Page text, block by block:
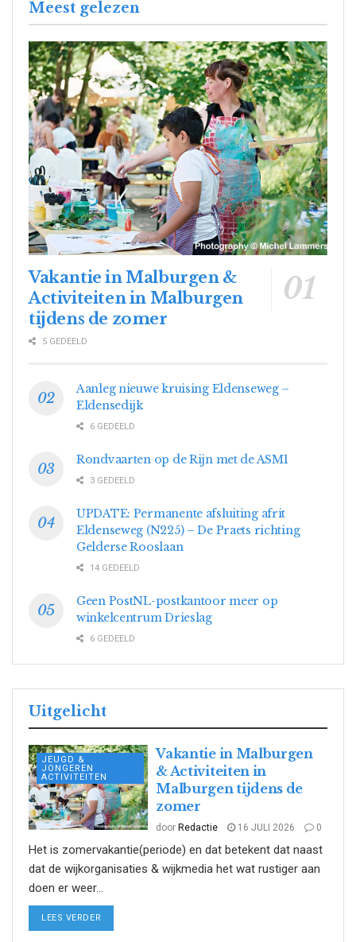
Meest gelezen
Vakantie in Malburgen &
Activiteiten in Malburgen
tijdens de zomer
5 GEDEELD
Aanleg nieuwe kruising Eldenseweg –
Eldensedijk
6 GEDEELD
Rondvaarten op de Rijn met de ASM1
3 GEDEELD
UPDATE: Permanente afsluiting afrit
Eldenseweg (N225) – De Praets richting
Gelderse Rooslaan
14 GEDEELD
Geen PostNL-postkantoor meer op
winkelcentrum Drieslag
6 GEDEELD
Uitgelicht
JEUGD &
JONGEREN
ACTIVITEITEN
Vakantie in Malburgen
& Activiteiten in
Malburgen tijdens de
zomer
door Redactie 16 JULI 2026 0
Het is zomervakantie(periode) en dat betekent dat naast
dat de wijkorganisaties & wijkmedia het wat rustiger aan
doen er weer...
LEES VERDER